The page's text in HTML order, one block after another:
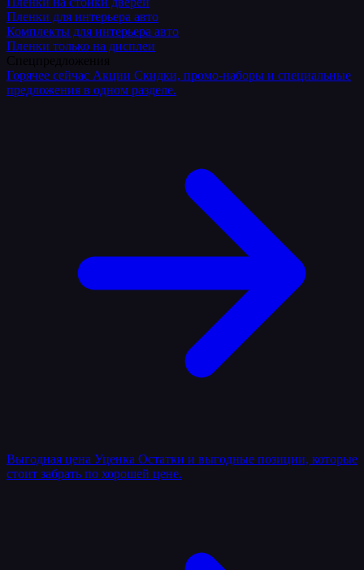
Пленки для интерьера авто
Комплекты для интерьера авто
Пленки только на дисплеи
Горячее сейчас Акции Скидки, промо-наборы и специальные
предложения в одном разделе.
Выгодная цена Уценка Остатки и выгодные позиции, которые
стоит забрать по хорошей цене.